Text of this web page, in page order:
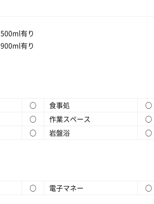
500ml有り
900ml有り
○ 食事処
○
○ 作業スペース
○
○ 岩盤浴 ○
○ 電子マネー ○